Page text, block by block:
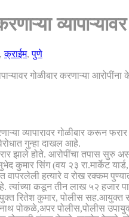
,क्राईम,पुणे
व्यापारावर गोळीबार
गुन्हा दाखल आहे.
झाले होते. आरोपींचा तपास सुरु
कुमार सिंग (वय २३ रा.मार्केट
वापरलेली हत्यारे व रोख रक्कम
त्यांच्या कडून तीन लाख ५२ हजार
रितेश कुमार, पोलीस सह.आयुक्त
पोकळे,अपर पोलीस,पोलीस